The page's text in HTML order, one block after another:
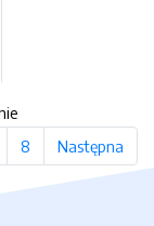
8 Następna